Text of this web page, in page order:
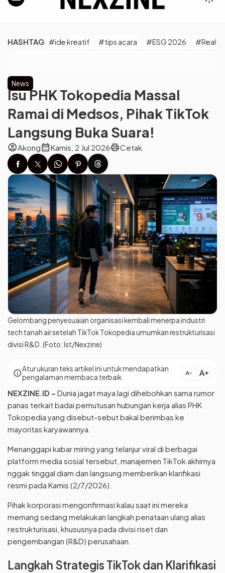
HASHTAG #ide kreatif #tips acara #ESG 2026 #Real
News
Isu PHK Tokopedia Massal
Ramai di Medsos, Pihak TikTok
Langsung Buka Suara!
account_circleAkongcalendar_monthKamis, 2 Jul 2026printCetak
Gelombang penyesuaian organisasi kembali menerpa industri
tech tanah air setelah TikTok Tokopedia umumkan restrukturisasi
divisi R&D. (Foto: Ist/Nexzine)
infoAtur ukuran teks artikel ini untuk mendapatkan
pengalaman membaca terbaik.
text_decrease text_increase
NEXZINE.ID – Dunia jagat maya lagi dihebohkan sama rumor
panas terkait badai pemutusan hubungan kerja alias PHK
Tokopedia yang disebut-sebut bakal berimbas ke
mayoritas karyawannya.
Menanggapi kabar miring yang telanjur viral di berbagai
platform media sosial tersebut, manajemen TikTok akhirnya
nggak tinggal diam dan langsung memberikan klarifikasi
resmi pada Kamis (2/7/2026).
Pihak korporasi mengonfirmasi kalau saat ini mereka
memang sedang melakukan langkah penataan ulang alias
restrukturisasi, khususnya pada divisi riset dan
pengembangan (R&D) perusahaan.
Langkah Strategis TikTok dan Klarifikasi